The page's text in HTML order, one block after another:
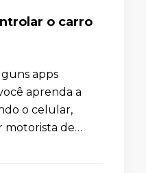
o carro
apps
aprenda a
o celular,
motorista de